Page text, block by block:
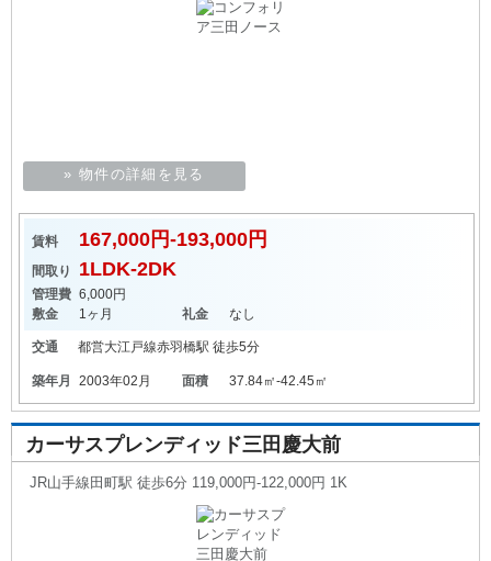
» 物件の詳細を見る
賃料 167,000円-193,000円
間取り 1LDK-2DK
管理費 6,000円
敷金
1ヶ月 礼金 なし
交通 都営大江戸線赤羽橋駅 徒歩5分
築年月 2003年02月 面積 37.84㎡-42.45㎡
カーサスプレンディッド三田慶大前
JR山手線田町駅 徒歩6分 119,000円-122,000円 1K